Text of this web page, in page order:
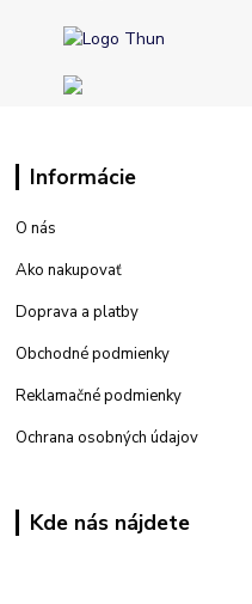
Informácie
O nás
Ako nakupovať
Doprava a platby
Obchodné podmienky
Reklamačné podmienky
Ochrana osobných údajov
Kde nás nájdete